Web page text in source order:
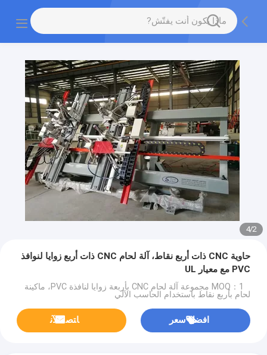
2
/
4
حاوية CNC ذات أربع نقاط، آلة لحام CNC ذات أربع زوايا لنوافذ
PVC مع معيار UL
MOQ：1 مجموعة آلة لحام CNC بأربعة زوايا لنافذة PVC، ماكينة
لحام بأربع نقاط باستخدام الحاسب الآلي
افضل سعر ﺎﺘﺼﻟ ﺍﻶﻧ